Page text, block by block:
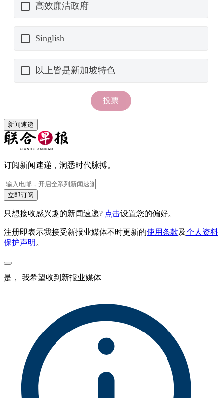
新闻速递
订阅新闻速递，洞悉时代脉搏。
立即订阅
只想接收感兴趣的新闻速递? 点击设置您的偏好。
注册即表示我接受新报业媒体不时更新的使用条款及个人资料
保护声明 。
是， 我希望收到新报业媒体